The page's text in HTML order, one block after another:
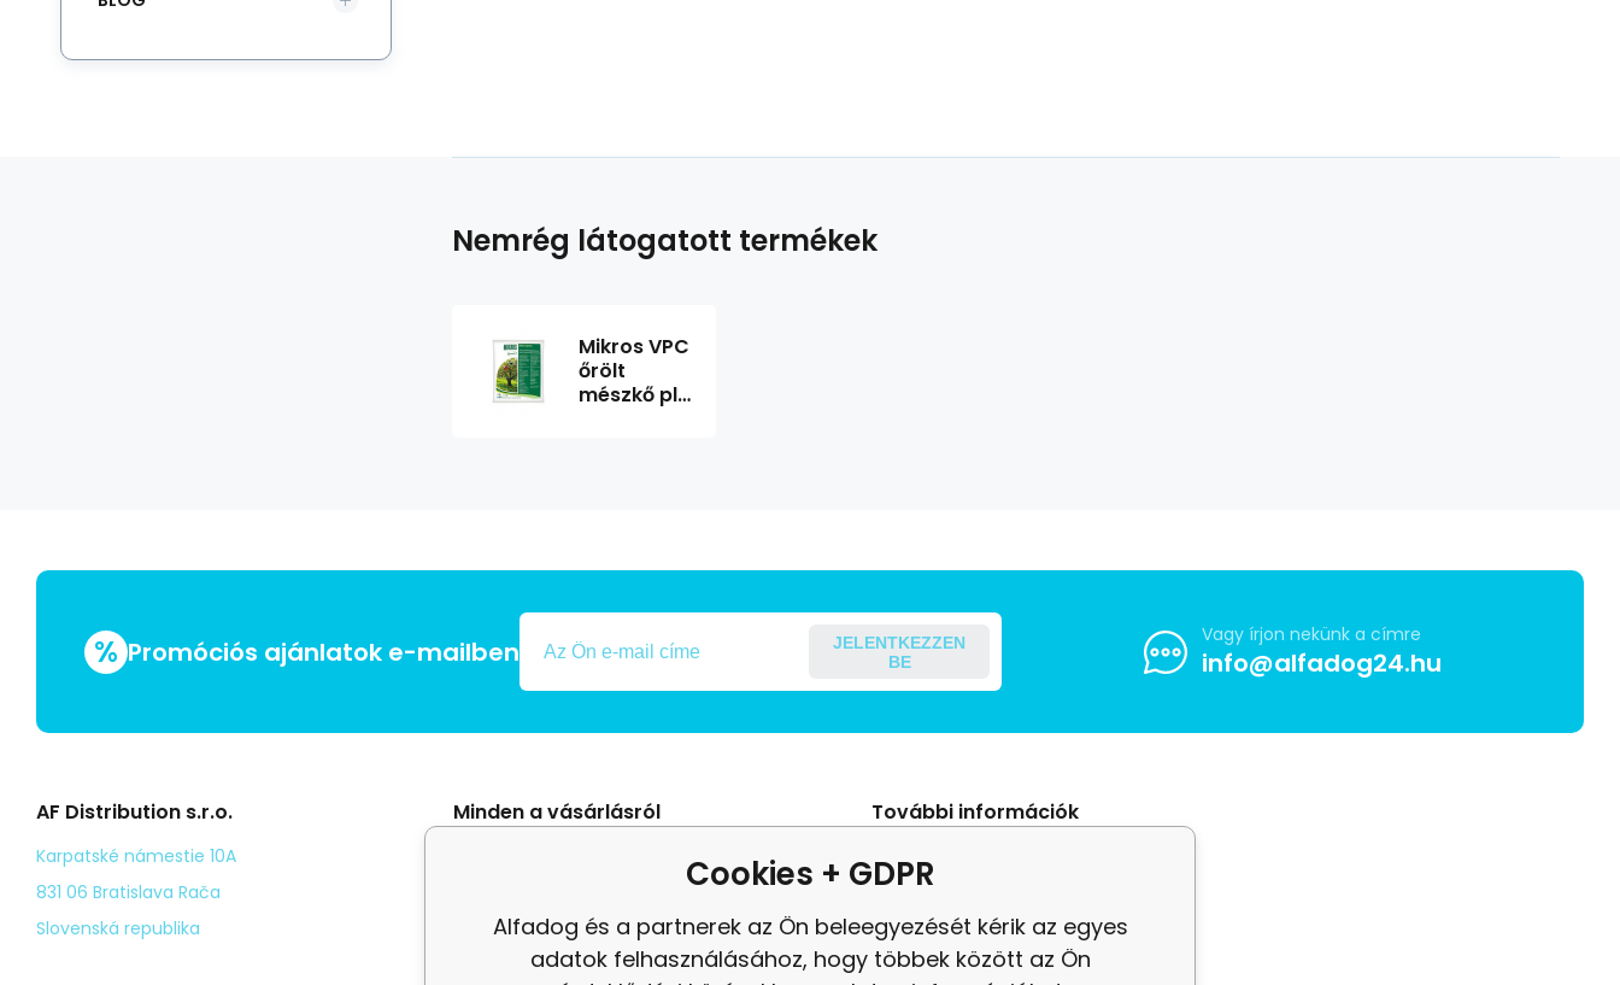
Nemrég látogatott termékek
Mikros VPC
őrölt
mészkő plv
% Promóciós ajánlatok e-mailben
JELENTKEZZEN
BE
Vagy írjon nekünk a címre
info@alfadog24.hu
AF Distribution s.r.o.
Karpatské námestie 10A
831 06 Bratislava Rača
Slovenská republika
Minden a vásárlásról
Személyes adatok védelme
Kézbesítés
További információk
panasz
Felülvizsgálat
Cookies + GDPR
Alfadog és a partnerek az Ön beleegyezését kérik az egyes
adatok felhasználásához, hogy többek között az Ön